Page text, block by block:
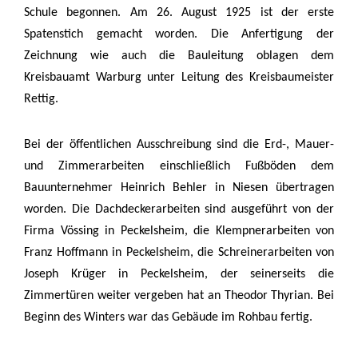
Schule begonnen. Am 26. August 1925 ist der erste
Spatenstich gemacht worden. Die Anfertigung der
Zeichnung wie auch die Bauleitung oblagen dem
Kreisbauamt Warburg unter Leitung des Kreisbaumeister
Rettig.
Bei der öffentlichen Ausschreibung sind die Erd-, Mauer-
und Zimmerarbeiten einschließlich Fußböden dem
Bauunternehmer Heinrich Behler in Niesen übertragen
worden. Die Dachdeckerarbeiten sind ausgeführt von der
Firma Vössing in Peckelsheim, die Klempnerarbeiten von
Franz Hoffmann in Peckelsheim, die Schreinerarbeiten von
Joseph Krüger in Peckelsheim, der seinerseits die
Zimmertüren weiter vergeben hat an Theodor Thyrian. Bei
Beginn des Winters war das Gebäude im Rohbau fertig.